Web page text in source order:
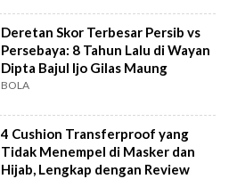
Deretan Skor Terbesar Persib vs
Persebaya: 8 Tahun Lalu di Wayan
Dipta Bajul Ijo Gilas Maung
BOLA
4 Cushion Transferproof yang
Tidak Menempel di Masker dan
Hijab, Lengkap dengan Review